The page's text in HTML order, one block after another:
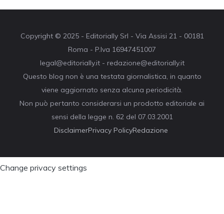
Copyright © 2025 - Editorially Srl - Via Assisi 21 - 00181
Roma - P.Iva 16947451007
legal@editorially.it - redazione@editorially.it
Questo blog non è una testata giornalistica, in quanto
viene aggiornato senza alcuna periodicità.
Non può pertanto considerarsi un prodotto editoriale ai
sensi della legge n. 62 del 07.03.2001
DisclaimerPrivacy PolicyRedazione
Change privacy settings